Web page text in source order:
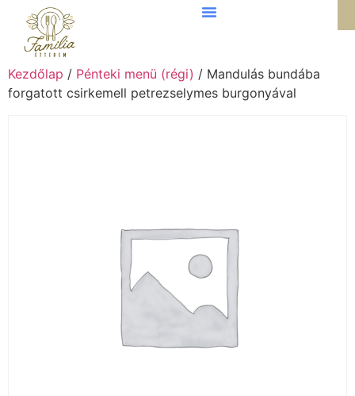
Kezdőlap / Pénteki menü (régi) / Mandulás bundába
forgatott csirkemell petrezselymes burgonyával